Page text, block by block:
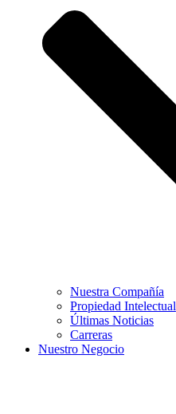
Nuestra Compañía
Propiedad Intelectual
Últimas Noticias
Carreras
Nuestro Negocio